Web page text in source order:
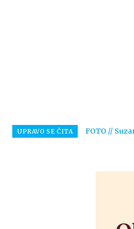
UPRAVO SE ČITA FOTO //